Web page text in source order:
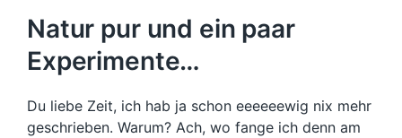
Natur pur und ein paar
Experimente…
Du liebe Zeit, ich hab ja schon eeeeeewig nix mehr
geschrieben. Warum? Ach, wo fange ich denn am